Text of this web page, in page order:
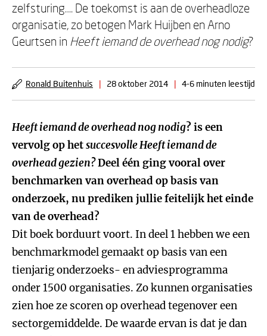
zelfsturing…. De toekomst is aan de overheadloze
organisatie, zo betogen Mark Huijben en Arno
Geurtsen in Heeft iemand de overhead nog nodig?
Ronald Buitenhuis | 28 oktober 2014 | 4-6 minuten leestijd
Heeft iemand de overhead nog nodig? is een
vervolg op hetsuccesvolle Heeft iemand de
overhead gezien?Deel één ging vooral over
benchmarken van overhead op basis van
onderzoek, nu prediken jullie feitelijk het einde
van de overhead?
Dit boek borduurt voort. In deel 1 hebben we een
benchmarkmodel gemaakt op basis van een
tienjarig onderzoeks- en adviesprogramma
onder 1500 organisaties. Zo kunnen organisaties
zien hoe ze scoren op overhead tegenover een
sectorgemiddelde. De waarde ervan is dat je dan